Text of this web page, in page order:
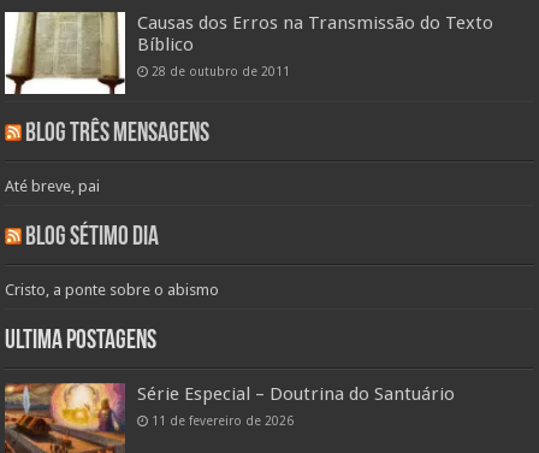
Causas dos Erros na Transmissão do Texto
Bíblico
28 de outubro de 2011
Blog Três Mensagens
Até breve, pai
Blog Sétimo Dia
Cristo, a ponte sobre o abismo
Ultima Postagens
Série Especial – Doutrina do Santuário
11 de fevereiro de 2026